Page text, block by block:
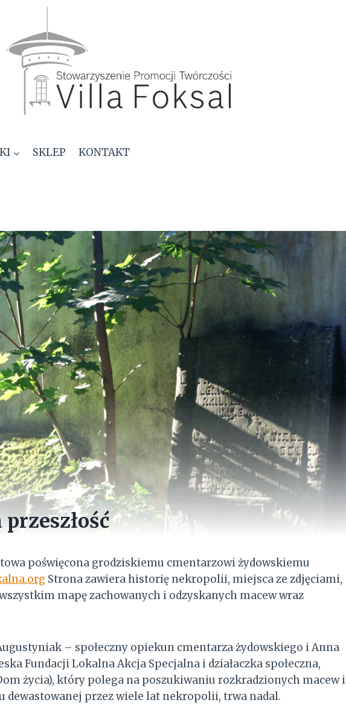
SKLEP KONTAKT
poświęcona grodziskiemu cmentarzowi żydowskiemu
Strona zawiera historię nekropolii, miejsca ze zdjęciami,
mapę zachowanych i odzyskanych macew wraz
– społeczny opiekun cmentarza żydowskiego i Anna
Fundacji Lokalna Akcja Specjalna i działaczka społeczna,
życia), który polega na poszukiwaniu rozkradzionych macew i
dewastowanej przez wiele lat nekropolii, trwa nadal.